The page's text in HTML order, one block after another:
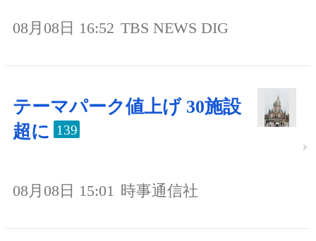
08月08日 16:52 TBS NEWS DIG
テーマパーク値上げ 30施設
超に 139
08月08日 15:01 時事通信社